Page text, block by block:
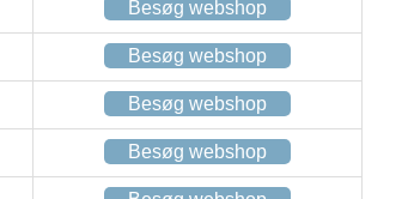
Besøg webshop
Besøg webshop
Besøg webshop
Besøg webshop